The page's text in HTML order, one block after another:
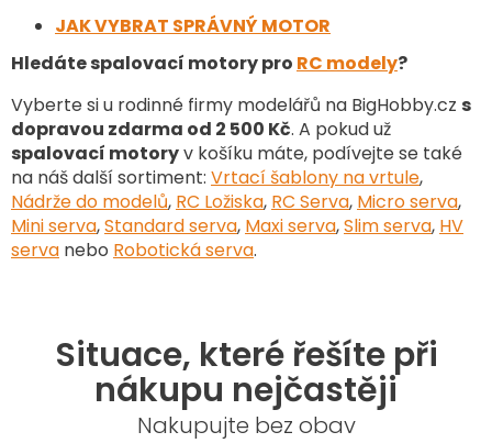
JAK VYBRAT SPRÁVNÝ MOTOR
Hledáte spalovací motory pro RC modely?
Vyberte si u rodinné firmy modelářů na BigHobby.cz s
dopravou zdarma od 2 500 Kč. A pokud už
spalovací motoryv košíku máte, podívejte se také
na náš další sortiment: Vrtací šablony na vrtule,
Nádrže do modelů, RC Ložiska, RC Serva, Micro serva,
Mini serva,Standard serva, Maxi serva,Slim serva, HV
serva nebo Robotická serva.
Situace, které řešíte při
nákupu nejčastěji
Nakupujte bez obav